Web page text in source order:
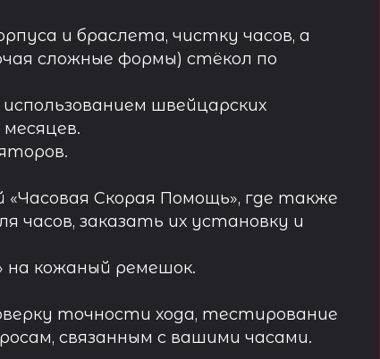
и браслета, чистку часов, а
сложные формы) стёкол по
швейцарских
Скорая Помощь», где также
заказать их установку и
на кожаный ремешок.
точности хода, тестирование
связанным с вашими часами.